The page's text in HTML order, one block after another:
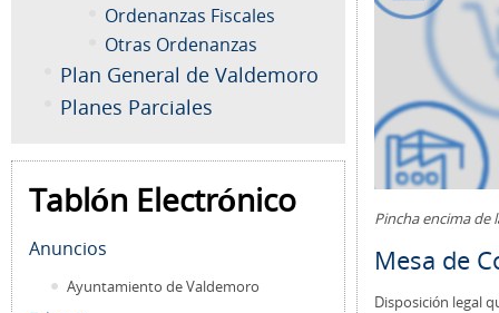
Ordenanzas Fiscales
Otras Ordenanzas
Plan General de Valdemoro
Planes Parciales
Tablón Electrónico
Anuncios
Ayuntamiento de Valdemoro
Pincha encima de
Mesa de
Disposición legal